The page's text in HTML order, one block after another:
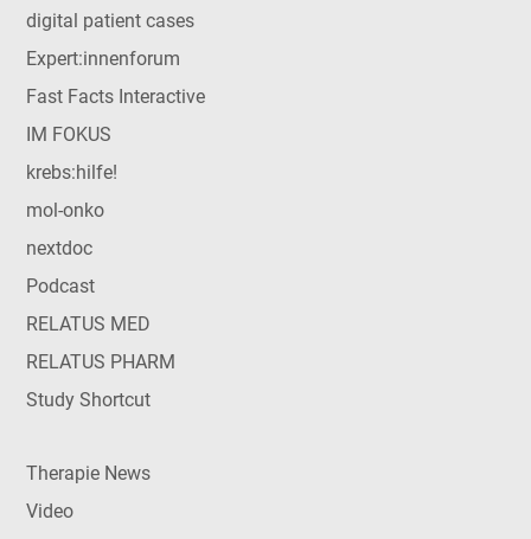
digital patient cases
Expert:innenforum
Fast Facts Interactive
IM FOKUS
krebs:hilfe!
mol-onko
nextdoc
Podcast
RELATUS MED
RELATUS PHARM
Study Shortcut
Therapie News
Video